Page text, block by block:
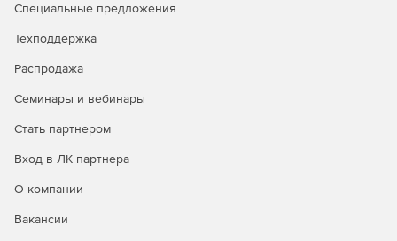
ресурсах, в приложениях, при удаленном доступе на
мобильном устройстве или ПК.
Замена парольной аутентификации при доступе к БД,
приложениям на двухфакторную программно-
аппаратную аутентификацию.
Аутентификация при доступе к почтовым серверам,
Специальные предложения
Техподдержка
Распродажа
Семинары и вебинары
Стать партнером
Вход в ЛК партнера
О компании
Вакансии